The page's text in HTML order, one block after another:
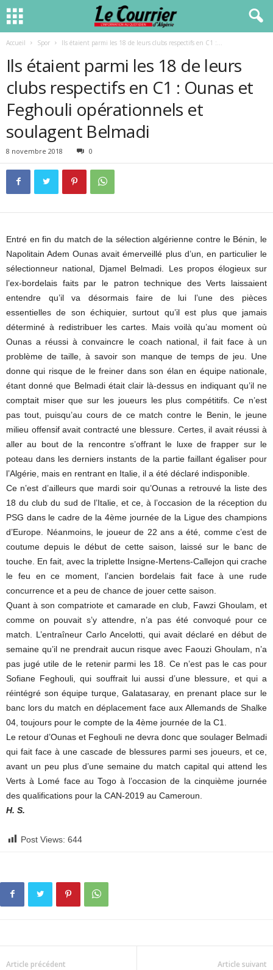
Accueil Spor Ils étaient parmi les 18 de leurs clubs respectifs en C1 :...
Ils étaient parmi les 18 de leurs
clubs respectifs en C1 : Ounas et
Feghouli opérationnels et
soulagent Belmadi
8 novembre 2018 0
Entré en fin du match de la sélection algérienne contre le Bénin, le
Napolitain Adem Ounas avait émerveillé plus d’un, en particulier le
sélectionneur national, Djamel Belmadi. Les propos élogieux sur
l’ex-bordelais faits par le patron technique des Verts laissaient
entendre qu’il va désormais faire de lui l’une des pièces
essentielles de son échiquier, surtout qu’il est plus que jamais
déterminé à redistribuer les cartes. Mais voilà qu’au moment où
Ounas a réussi à convaincre le coach national, il fait face à un
problème de taille, à savoir son manque de temps de jeu. Une
donne qui risque de le freiner dans son élan en équipe nationale,
étant donné que Belmadi était clair là-dessus en indiquant qu’il ne
comptait miser que sur les joueurs les plus compétitifs. Ce n’est
pas tout, puisqu’au cours de ce match contre le Benin, le jeune
milieu offensif avait contracté une blessure. Certes, il avait réussi à
aller au bout de la rencontre s’offrant le luxe de frapper sur le
poteau dans les derniers instants de la partie faillant égaliser pour
l’Algérie, mais en rentrant en Italie, il a été déclaré indisponible.
Ce n’est d’ailleurs que mardi soir qu’Ounas a retrouvé la liste des
18 du club du sud de l’Italie, et ce, à l’occasion de la réception du
PSG dans le cadre de la 4ème journée de la Ligue des champions
d’Europe. Néanmoins, le joueur de 22 ans a été, comme c’est de
coutume depuis le début de cette saison, laissé sur le banc de
touche. En fait, avec la triplette Insigne-Mertens-Callejon qui crache
le feu en ce moment, l’ancien bordelais fait face à une rude
concurrence et a peu de chance de jouer cette saison.
Quant à son compatriote et camarade en club, Fawzi Ghoulam, et
comme on pouvait s’y attendre, n’a pas été convoqué pour ce
match. L’entraîneur Carlo Ancelotti, qui avait déclaré en début de
semaine qu’il ne prendrait aucun risque avec Faouzi Ghoulam, n’a
pas jugé utile de le retenir parmi les 18. Ce n’est pas le cas pour
Sofiane Feghouli, qui souffrait lui aussi d’une blessure, et qui a
réintégré son équipe turque, Galatasaray, en prenant place sur le
banc lors du match en déplacement face aux Allemands de Shalke
04, toujours pour le compte de la 4ème journée de la C1.
Le retour d’Ounas et Feghouli ne devra donc que soulager Belmadi
qui fait face à une cascade de blessures parmi ses joueurs, et ce,
avant un peu plus d’une semaine du match capital qui attend les
Verts à Lomé face au Togo à l’occasion de la cinquième journée
des qualifications pour la CAN-2019 au Cameroun.
H. S.
Post Views: 644
Article précédent Article suivant